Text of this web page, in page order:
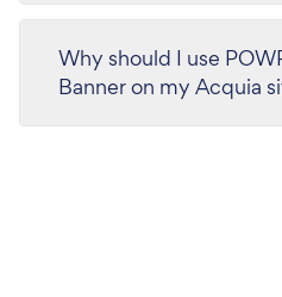
Why should I use
Banner on my Acquia